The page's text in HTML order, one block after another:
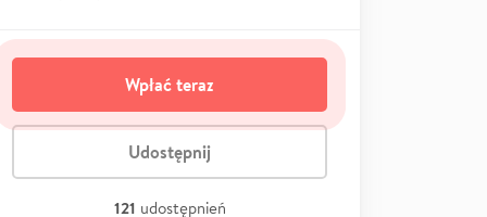
Wpłać teraz
Udostępnij
121 udostępnień